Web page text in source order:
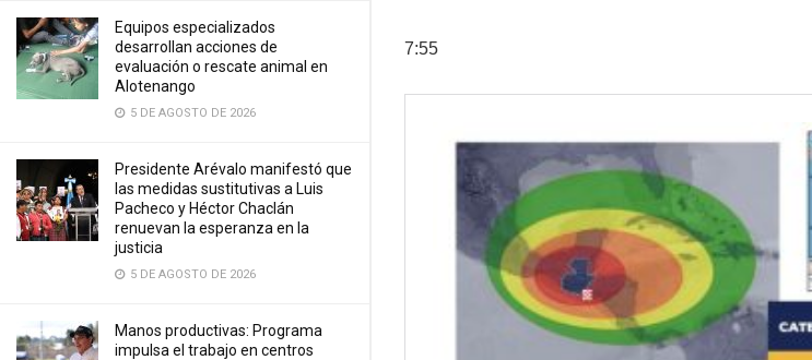
Equipos especializados
desarrollan acciones de
evaluación o rescate animal en
Alotenango
5 DE AGOSTO DE 2026
Presidente Arévalo manifestó que
las medidas sustitutivas a Luis
Pacheco y Héctor Chaclán
renuevan la esperanza en la
justicia
5 DE AGOSTO DE 2026
Manos productivas: Programa
impulsa el trabajo en centros
7:55